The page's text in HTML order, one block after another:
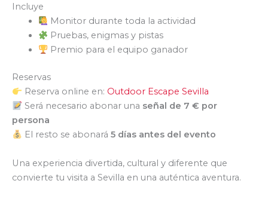
Incluye
Monitor durante toda la actividad
Pruebas, enigmas y pistas
Premio para el equipo ganador
Reservas
Reserva online en: Outdoor Escape Sevilla
Será necesario abonar una señal de 7 € por
persona
El resto se abonará 5 días antes del evento
Una experiencia divertida, cultural y diferente que
convierte tu visita a Sevilla en una auténtica aventura.